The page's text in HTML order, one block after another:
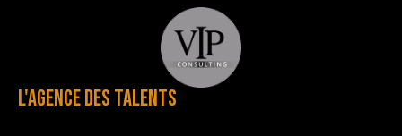
L'AGENCE DES TALENTS